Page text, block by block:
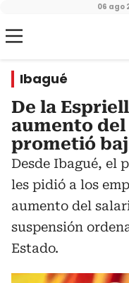
06 ago
Ibagué
De la
aumento
prometió
Desde Ibagué, el
les pidió a los
aumento del
suspensión
Estado.